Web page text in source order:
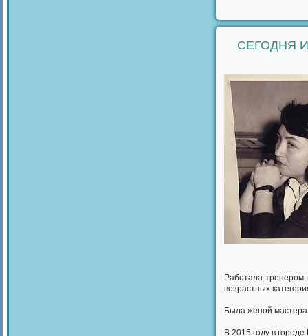
СЕГОДНЯ
Работала
возрастных
Была женой
В 2015 году в